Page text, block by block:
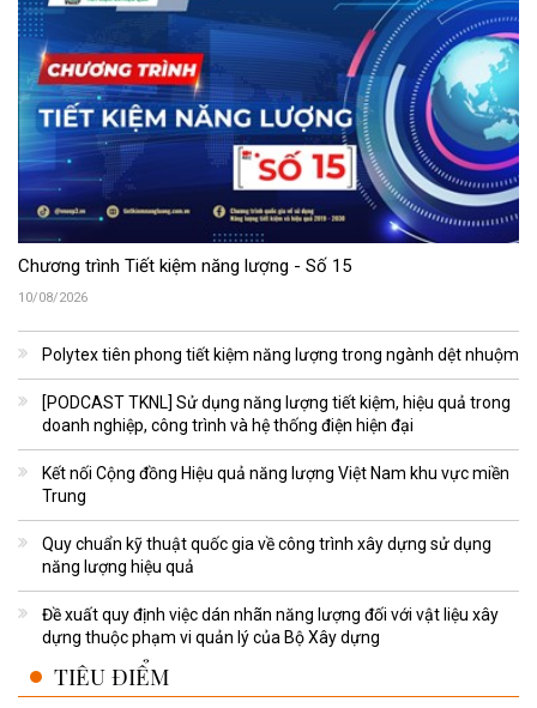
Chương trình Tiết kiệm năng lượng - Số 15
10/08/2026
Polytex tiên phong tiết kiệm năng lượng trong ngành dệt nhuộm
[PODCAST TKNL] Sử dụng năng lượng tiết kiệm, hiệu quả trong
doanh nghiệp, công trình và hệ thống điện hiện đại
Kết nối Cộng đồng Hiệu quả năng lượng Việt Nam khu vực miền
Trung
Quy chuẩn kỹ thuật quốc gia về công trình xây dựng sử dụng
năng lượng hiệu quả
Đề xuất quy định việc dán nhãn năng lượng đối với vật liệu xây
dựng thuộc phạm vi quản lý của Bộ Xây dựng
TIÊU ĐIỂM